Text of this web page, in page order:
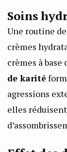
Soins
Une routine
crèmes
crèmes à base
de karité
agressions
elles